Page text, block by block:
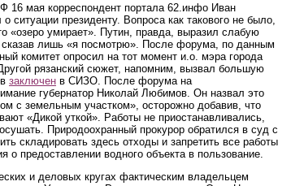
мая корреспондент портала 62.инфо Иван
ситуации президенту. Вопроса как такового не было,
«озеро умирает». Путин, правда, выразил слабую
сказав лишь «я посмотрю». После форума, по данным
комитет опросил на тот момент и.о. мэра города
рязанский сюжет, напомним, вызвал большую
заключен в СИЗО. После форума на
губернатор Николай Любимов. Он назвал это
с земельным участком», осторожно добавив, что
«Дикой уткой». Работы не приостанавливались,
Природоохранный прокурор обратился в суд с
складировать здесь отходы и запретить все работы
о предоставлении водного объекта в пользование.
и деловых кругах фактическим владельцем